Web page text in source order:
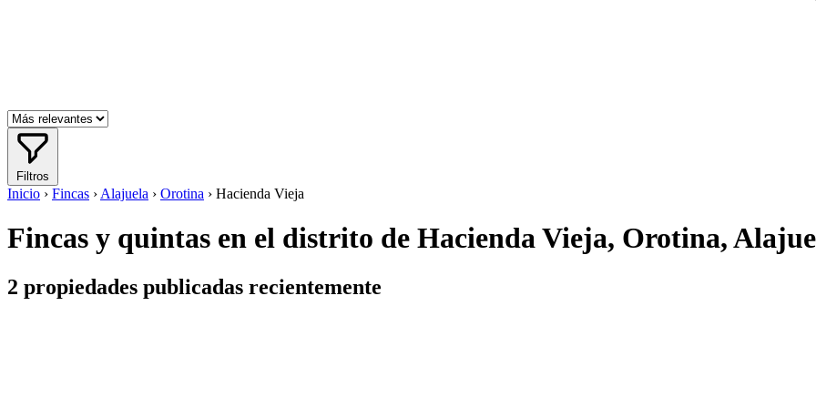
Filtros
Inicio › Fincas › Alajuela › Orotina › Hacienda Vieja
Fincas y quintas en el distrito de Hacienda Vieja, Orotina,
2 propiedades publicadas recientemente